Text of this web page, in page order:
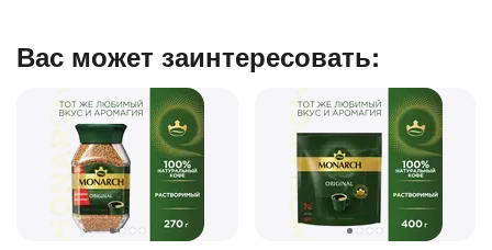
Вас может заинтересовать: